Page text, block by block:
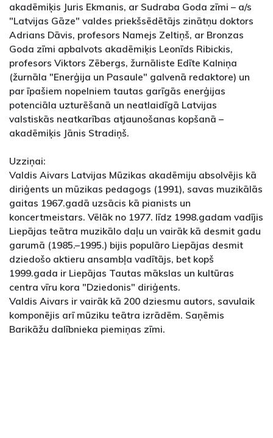
akadēmiķis Juris Ekmanis, ar Sudraba Goda zīmi – a/s
"Latvijas Gāze" valdes priekšsēdētājs zinātņu doktors
Adrians Dāvis, profesors Namejs Zeltiņš, ar Bronzas
Goda zīmi apbalvots akadēmiķis Leonīds Ribickis,
profesors Viktors Zēbergs, žurnāliste Edīte Kalniņa
(žurnāla "Enerģija un Pasaule" galvenā redaktore) un
par īpašiem nopelniem tautas garīgās enerģijas
potenciāla uzturēšanā un neatlaidīgā Latvijas
valstiskās neatkarības atjaunošanas kopšanā –
akadēmiķis Jānis Stradiņš.
Uzziņai:
Valdis Aivars Latvijas Mūzikas akadēmiju absolvējis kā
diriģents un mūzikas pedagogs (1991), savas muzikālās
gaitas 1967.gadā uzsācis kā pianists un
koncertmeistars. Vēlāk no 1977. līdz 1998.gadam vadījis
Liepājas teātra muzikālo daļu un vairāk kā desmit gadu
garumā (1985.–1995.) bijis populāro Liepājas desmit
dziedošo aktieru ansambļa vadītājs, bet kopš
1999.gada ir Liepājas Tautas mākslas un kultūras
centra vīru kora "Dziedonis" diriģents.
Valdis Aivars ir vairāk kā 200 dziesmu autors, savulaik
komponējis arī mūziku teātra izrādēm. Saņēmis
Barikāžu dalībnieka piemiņas zīmi.